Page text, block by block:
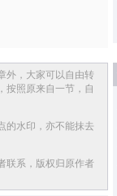
外，大家可以自由转
按照原来自一节，自
的水印，亦不能抹去
联系，版权归原作者